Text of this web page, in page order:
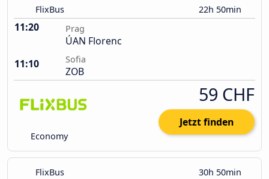
FlixBus 22h 50min
11:20 Prag
ÚAN Florenc
11:10
Sofia
ZOB
Economy
59 CHF
Jetzt finden
FlixBus 30h 50min